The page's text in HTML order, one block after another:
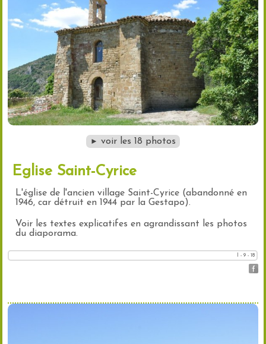
► voir les 18 photos
Eglise Saint-Cyrice
L'église de l'ancien village Saint-Cyrice (abandonné en
1946, car détruit en 1944 par la Gestapo).
Voir les textes explicatifes en agrandissant les photos
du diaporama.
l - 9 - 18